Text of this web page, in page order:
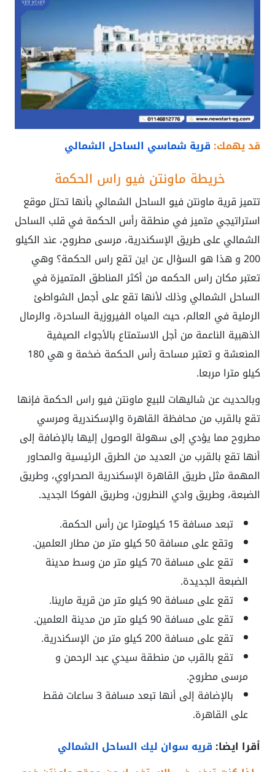
قد يهمك: قرية شماسي الساحل الشمالي
خريطة ماونتن فيو راس الحكمة
تتميز قرية ماونتن فيو الساحل الشمالي بأنها تحتل موقع
استراتيجي متميز في منطقة رأس الحكمة في قلب الساحل
الشمالي على طريق الإسكندرية، مرسى مطروح، عند الكيلو
200 و هذا هو السؤال عن اين تقع راس الحكمة؟ وهي
تعتبر مكان راس الحكمه من أكثر المناطق المتميزة في
الساحل الشمالي وذلك لأنها تقع على أجمل الشواطئ
الرملية في العالم، حيث المياه الفيروزية الساحرة، والرمال
الذهبية الناعمة من أجل الاستمتاع بالأجواء الصيفية
المنعشة و تعتبر مساحة رأس الحكمة ضخمة و هي 180
كيلو مترا مربعا.
وبالحديث عن شاليهات للبيع ماونتن فيو راس الحكمة فإنها
تقع بالقرب من محافظة القاهرة والإسكندرية ومرسي
مطروح مما يؤدي إلى سهولة الوصول إليها بالإضافة إلى
أنها تقع بالقرب من العديد من الطرق الرئيسية والمحاور
المهمة مثل طريق القاهرة الإسكندرية الصحراوي، وطريق
الضبعة، وطريق وادي النطرون، وطريق الفوكا الجديد.
تبعد مسافة 15 كيلومترا عن رأس الحكمة.
وتقع على مسافة 50 كيلو متر من مطار العلمين.
تقع على مسافة 70 كيلو متر من وسط مدينة
الضبعة الجديدة.
تقع على مسافة 90 كيلو متر من قرية مارينا.
تقع على مسافة 90 كيلو متر من مدينة العلمين.
تقع على مسافة 200 كيلو متر من الإسكندرية.
تقع بالقرب من منطقة سيدي عبد الرحمن و
مرسى مطروح.
بالإضافة إلى أنها تبعد مسافة 3 ساعات فقط
على القاهرة.
أقرا ايضا: قريه سوان ليك الساحل الشمالي